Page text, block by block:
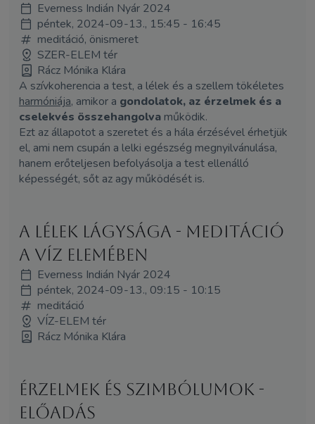
Everness Indián Nyár 2024
péntek, 2024-09-13., 15:45 - 16:45
meditáció, önismeret
SZER-ELEM tér
Rácz Mónika Klára
A szívkoherencia a test, a lélek és a szellem tökéletes
harmóniája, amikor a gondolatok, az érzelmek és a
cselekvés összehangolvaműködik.
Ezt az állapotot a szeretet és a hála érzésével érhetjük
el, ami nem csupán a lelki egészség megnyilvánulása,
hanem erőteljesen befolyásolja a test ellenálló
képességét, sőt az agy működését is.
A Lélek lágysága - MEDITÁCIÓ
a Víz elemében
Everness Indián Nyár 2024
péntek, 2024-09-13., 09:15 - 10:15
meditáció
VÍZ-ELEM tér
Rácz Mónika Klára
Érzelmek és szimbólumok -
ELŐADÁS